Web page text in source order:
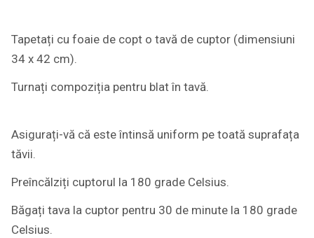
Tapetați cu foaie de copt o tavă de cuptor (dimensiuni
34 x 42 cm).
Turnați compoziția pentru blat în tavă.
Asigurați-vă că este întinsă uniform pe toată suprafața
tăvii.
Preîncălziți cuptorul la 180 grade Celsius.
Băgați tava la cuptor pentru 30 de minute la 180 grade
Celsius.